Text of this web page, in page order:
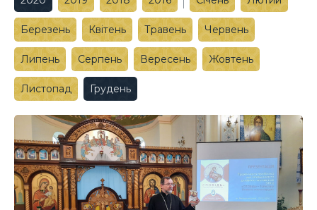
Березень Квітень Травень Червень
Липень Серпень Вересень Жовтень
Листопад Грудень